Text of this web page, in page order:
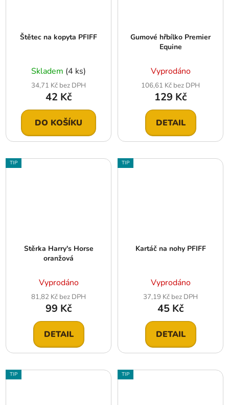
Štětec na kopyta PFIFF
Skladem (4 ks)
34,71 Kč bez DPH
42 Kč
DO KOŠÍKU
Gumové hřbílko Premier
Equine
Vyprodáno
106,61 Kč bez DPH
129 Kč
DETAIL
TIP
Stěrka Harry's Horse
oranžová
Vyprodáno
81,82 Kč bez DPH
99 Kč
DETAIL
TIP
Kartáč na nohy PFIFF
Vyprodáno
37,19 Kč bez DPH
45 Kč
DETAIL
TIP TIP